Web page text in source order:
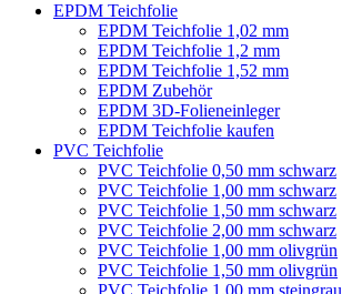
EPDM Teichfolie
EPDM Teichfolie 1,02 mm
EPDM Teichfolie 1,2 mm
EPDM Teichfolie 1,52 mm
EPDM Zubehör
EPDM 3D-Folieneinleger
EPDM Teichfolie kaufen
PVC Teichfolie
PVC Teichfolie 0,50 mm schwarz
PVC Teichfolie 1,00 mm schwarz
PVC Teichfolie 1,50 mm schwarz
PVC Teichfolie 2,00 mm schwarz
PVC Teichfolie 1,00 mm olivgrün
PVC Teichfolie 1,50 mm olivgrün